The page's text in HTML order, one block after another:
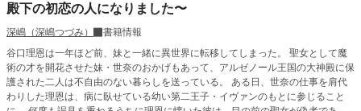
殿下の初恋の人になりました〜
深嶋（深嶋つづみ）
書籍情報
谷口理恩は一年ほど前、妹と一緒に異世界に転移してしまった。 聖女として魔
術の才を開花させた妹・世奈のおかげもあって、アルゼノール王国の大神殿に保
護された二人は不自由のない暮らしを送っている。 ある日、世奈の仕事を肩代
わりした理恩は、病に臥せている幼い第二王子・イヴァンのもとに参じること